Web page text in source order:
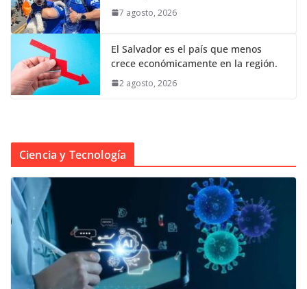
7 agosto, 2026
El Salvador es el país que menos
crece económicamente en la región.
2 agosto, 2026
Ciencia y Tecnología